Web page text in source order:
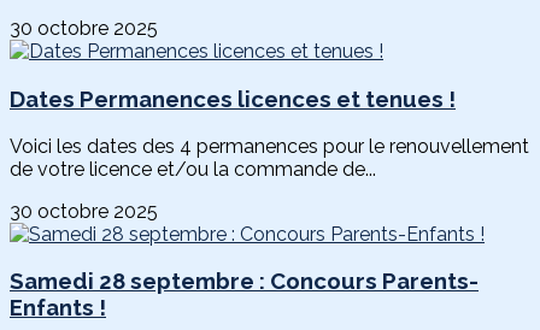
30 octobre 2025
Dates Permanences licences et tenues !
Voici les dates des 4 permanences pour le renouvellement
de votre licence et/ou la commande de...
30 octobre 2025
Samedi 28 septembre : Concours Parents-
Enfants !